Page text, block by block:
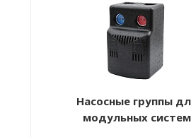
Насосные группы
модульных систем